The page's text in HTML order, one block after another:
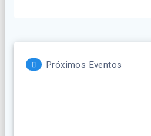
Próximos Eventos